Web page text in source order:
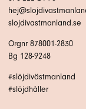
slojdivastmanland.se
Orgnr 878001-2830
Bg 128-9248
#slöjdivästmanland
#slöjdhåller